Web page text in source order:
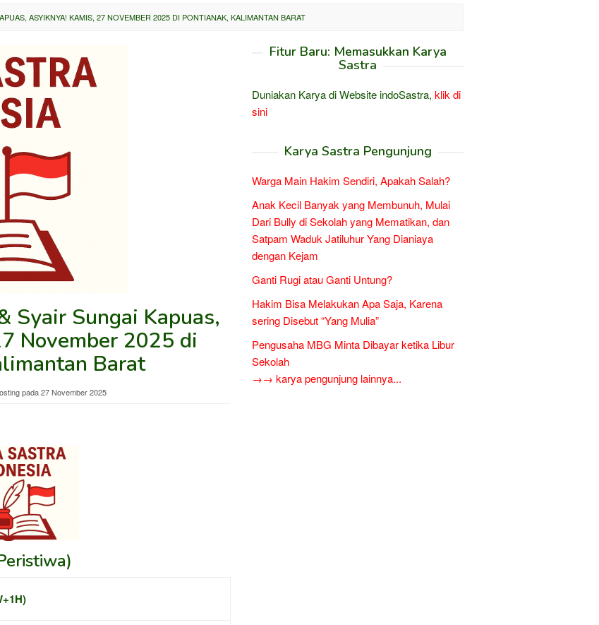
ASYIKNYA! KAMIS, 27 NOVEMBER 2025 DI PONTIANAK, KALIMANTAN BARAT
Syair Sungai Kapuas,
November 2025 di
Barat
pada27 November 2025
Fitur Baru: Memasukkan Karya
Sastra
Duniakan Karya di Website indoSastra, klik di
sini
Karya Sastra Pengunjung
Warga Main Hakim Sendiri, Apakah Salah?
Anak Kecil Banyak yang Membunuh, Mulai
Dari Bully di Sekolah yang Mematikan, dan
Satpam Waduk Jatiluhur Yang Dianiaya
dengan Kejam
Ganti Rugi atau Ganti Untung?
Hakim Bisa Melakukan Apa Saja, Karena
sering Disebut “Yang Mulia”
Pengusaha MBG Minta Dibayar ketika Libur
Sekolah
→→ karya pengunjung lainnya...